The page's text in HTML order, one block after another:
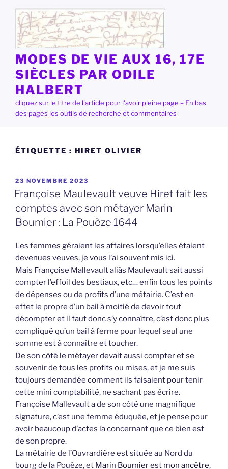
contenu
principal
MODES DE VIE AUX 16, 17E
SIÈCLES PAR ODILE
HALBERT
cliquez sur le titre de l'article pour l'avoir pleine page – En bas
des pages les outils de recherche et commentaires
ÉTIQUETTE : HIRET OLIVIER
PUBLIÉ
LE
23 NOVEMBRE 2023
Françoise Maulevault veuve Hiret fait les
comptes avec son métayer Marin
Boumier : La Pouèze 1644
Les femmes géraient les affaires lorsqu’elles étaient
devenues veuves, je vous l’ai souvent mis ici.
Mais Françoise Mallevault aliàs Maulevault sait aussi
compter l’effoil des bestiaux, etc… enfin tous les points
de dépenses ou de profits d’une métairie. C’est en
effet le propre d’un bail à moitié de devoir tout
décompter et il faut donc s’y connaître, c’est donc plus
compliqué qu’un bail à ferme pour lequel seul une
somme est à connaître et toucher.
De son côté le métayer devait aussi compter et se
souvenir de tous les profits ou mises, et je me suis
toujours demandée comment ils faisaient pour tenir
cette mini comptabilité, ne sachant pas écrire.
Françoise Mallevault a de son côté une magnifique
signature, c’est une femme éduquée, et je pense pour
avoir beaucoup d’actes la concernant que ce bien est
de son propre.
La métairie de l’Ouvrardière est située au Nord du
bourg de la Pouèze, et Marin Boumier est mon ancêtre,